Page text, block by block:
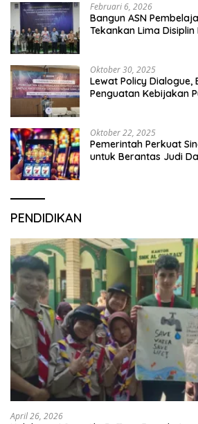
Februari 6, 2026
Bangun ASN
Tekankan Lima Disiplin
Oktober 30, 2025
Lewat Policy Dialogue,
Penguatan Kebijakan
Oktober 22, 2025
Pemerintah Perkuat
untuk Berantas Judi
PENDIDIKAN
April 26, 2026